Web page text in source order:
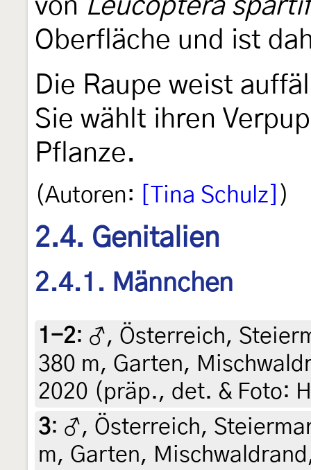
von Leucoptera
Oberfläche und ist
Die Raupe weist
Sie wählt ihren
Pflanze.
(Autoren: [Tina Schulz] )
2.4. Genitalien
2.4.1. Männchen
1-2: ♂, Österreich,
380 m, Garten,
2020 (präp., det. & Foto:
3: ♂, Österreich,
m, Garten,